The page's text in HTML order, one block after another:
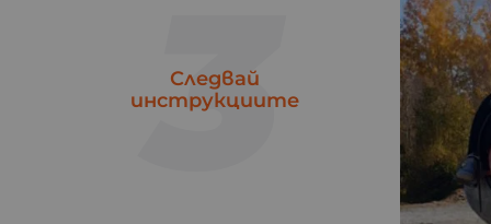
3
Следвай
инструкциите